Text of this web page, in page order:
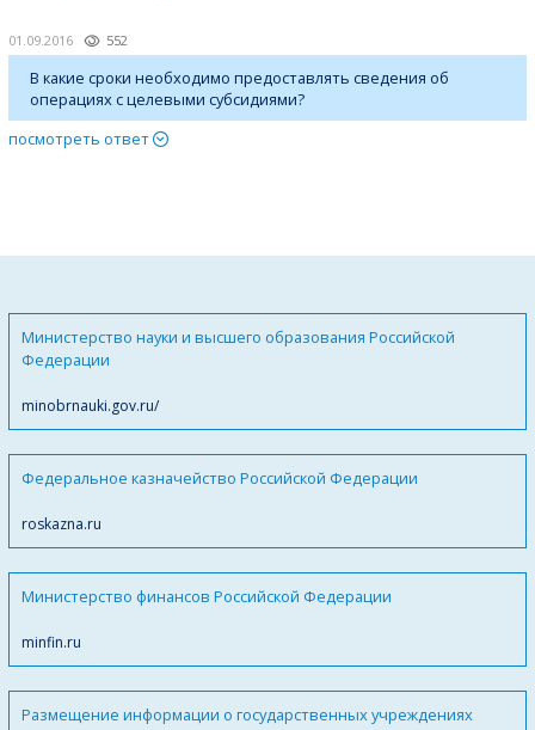
01.09.2016 552
В какие сроки необходимо предоставлять сведения об
операциях с целевыми субсидиями?
посмотреть ответ
Министерство науки и высшего образования Российской
Федерации
minobrnauki.gov.ru/
Федеральное казначейство Российской Федерации
roskazna.ru
Министерство финансов Российской Федерации
minfin.ru
Размещение информации о государственных учреждениях